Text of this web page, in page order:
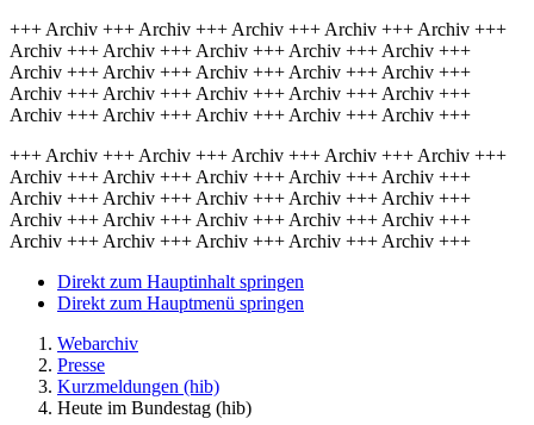
+++ Archiv +++ Archiv +++ Archiv +++ Archiv +++ Archiv +++
Archiv +++ Archiv +++ Archiv +++ Archiv +++ Archiv +++
Archiv +++ Archiv +++ Archiv +++ Archiv +++ Archiv +++
Archiv +++ Archiv +++ Archiv +++ Archiv +++ Archiv +++
Archiv +++ Archiv +++ Archiv +++ Archiv +++ Archiv +++
+++ Archiv +++ Archiv +++ Archiv +++ Archiv +++ Archiv +++
Archiv +++ Archiv +++ Archiv +++ Archiv +++ Archiv +++
Archiv +++ Archiv +++ Archiv +++ Archiv +++ Archiv +++
Archiv +++ Archiv +++ Archiv +++ Archiv +++ Archiv +++
Archiv +++ Archiv +++ Archiv +++ Archiv +++ Archiv +++
Direkt zum Hauptinhalt springen
Direkt zum Hauptmenü springen
Webarchiv
Presse
Kurzmeldungen (hib)
Heute im Bundestag (hib)